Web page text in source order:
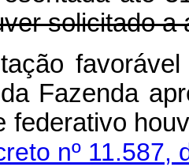
solicitado a
Fazenda
federativo
nº 11.587,